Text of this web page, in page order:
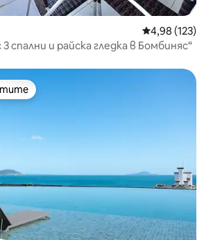
Средна
4,98 (123)
спални и райска гледка в Бомбиняс“
на гостите